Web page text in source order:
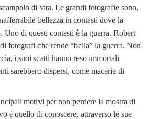
di vita. Le grandi fotografie sono,
bellezza in contesti dove la
Uno di questi contesti è la guerra. Robert
fotografi che rende “bella” la guerra. Non
i suoi scatti hanno reso immortali
sarebbero dispersi, come macerie di
motivi per non perdere la mostra di
è quello di conoscere, attraverso le sue